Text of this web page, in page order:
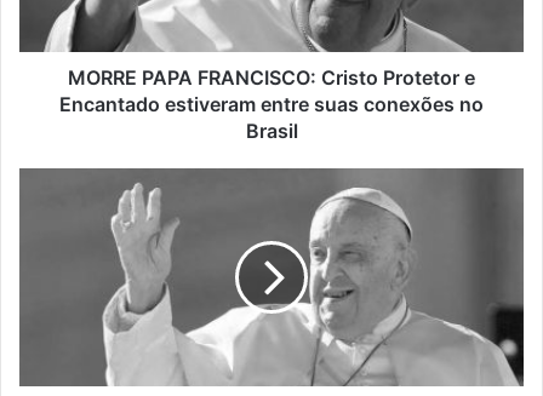
estiveram
entre
conexões
MORRE PAPA FRANCISCO: Cristo Protetor e
Encantado estiveram entre suas conexões no
Brasil
simplificado
sepultamento